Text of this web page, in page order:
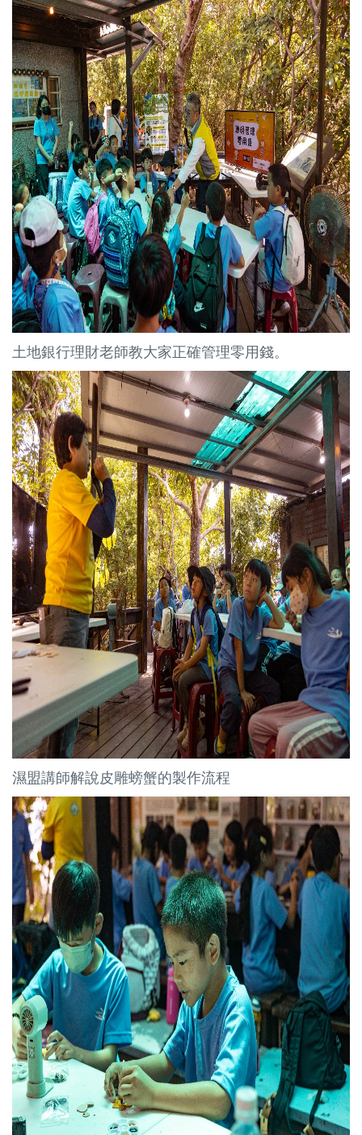
土地銀行理財老師教大家正確管理零用錢。
濕盟講師解說皮雕螃蟹的製作流程